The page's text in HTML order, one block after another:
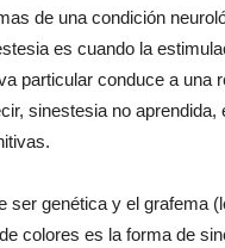
de una condición
es cuando la
particular conduce a una
sinestesia no aprendida,
ser genética y el grafema
colores es la forma de